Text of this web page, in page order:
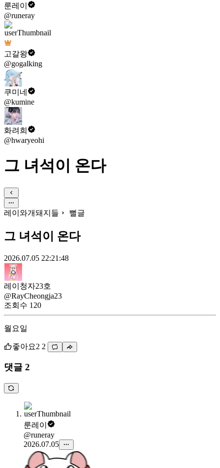
룬레이
@runeray
고갈왕
@gogalking
쿠미네
@kumine
화려희
@hwaryeohi
그 녀석이 온다
레이와개돼지들 뻘글
그 녀석이 온다
2026.07.05 22:21:48
레이청자23호
@RayCheongja23
조회수 120
월요일
좋아요2 2
댓글 2
룬레이
@runeray
2026.07.05